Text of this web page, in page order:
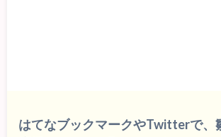
はてなブックマークやTwitterで、